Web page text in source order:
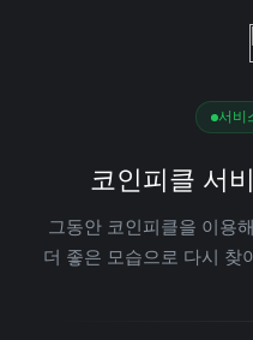
서비
코인피클 서
그동안 코인피클을 이용
더 좋은 모습으로 다시 찾